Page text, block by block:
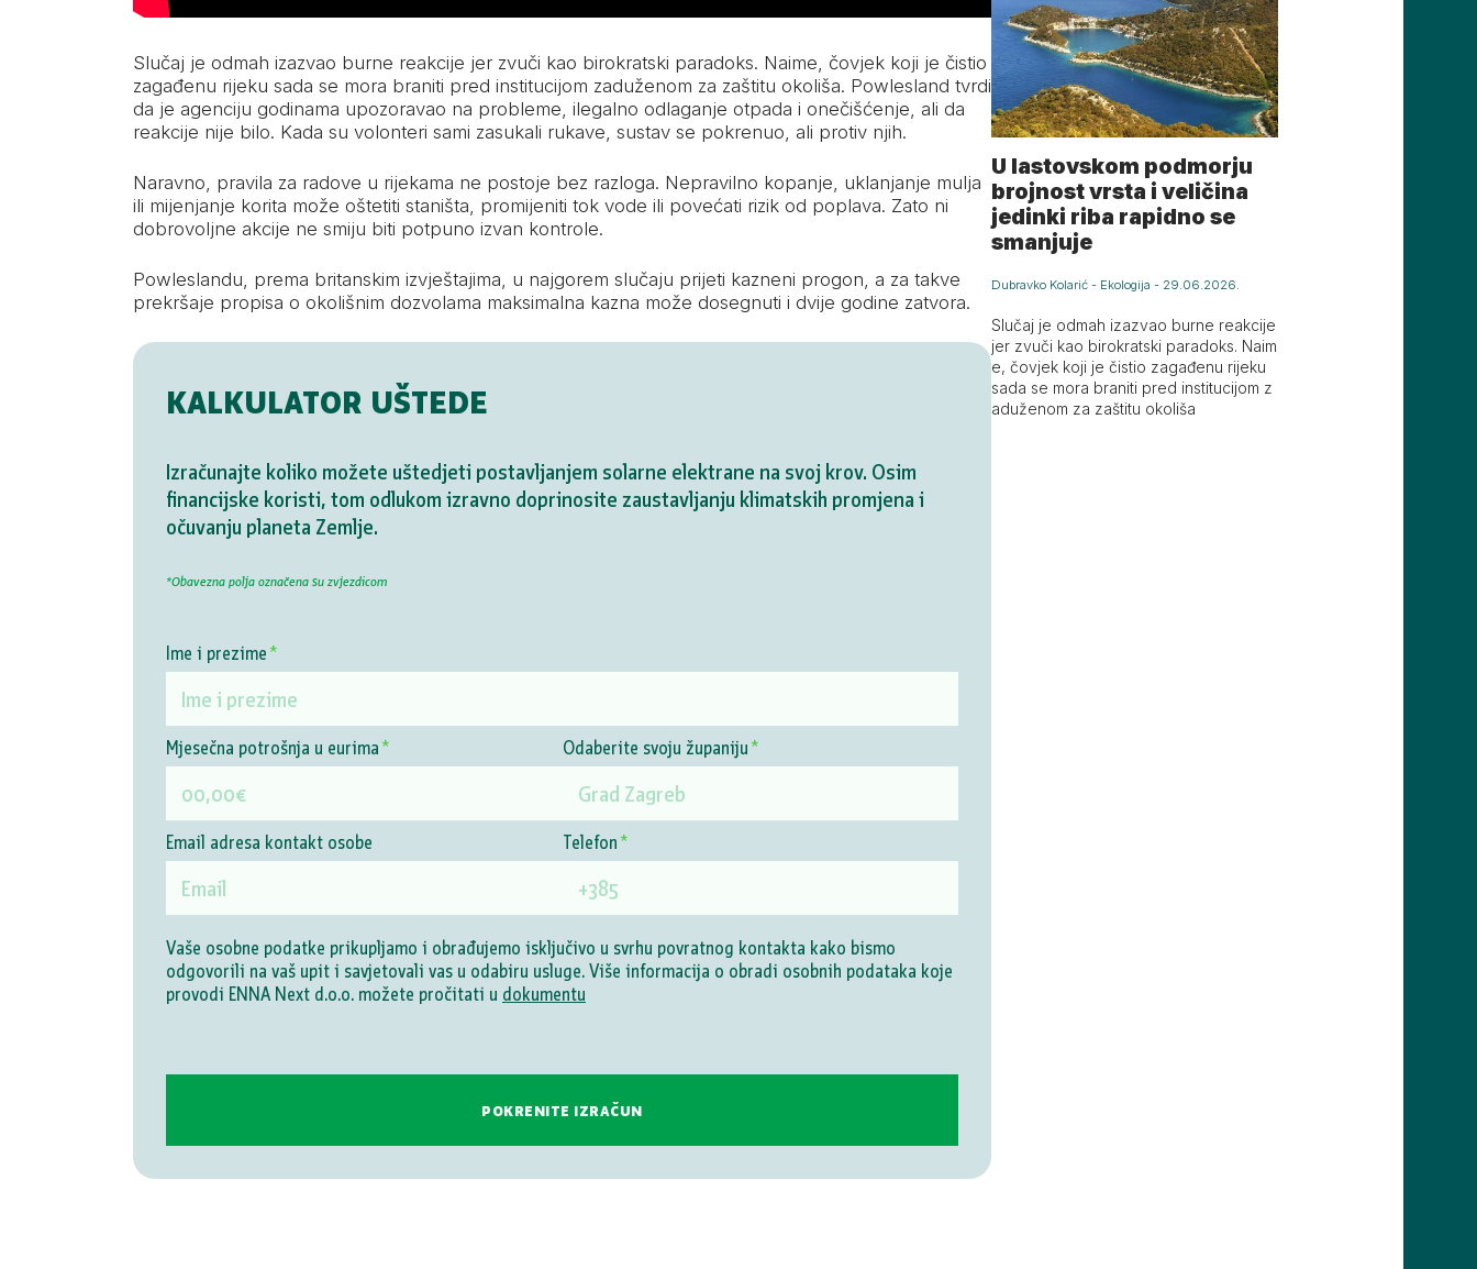
Slučaj je odmah izazvao burne reakcije jer zvuči kao birokratski paradoks. Naime, čovjek koji je čistio
zagađenu rijeku sada se mora braniti pred institucijom zaduženom za zaštitu okoliša. Powlesland tvrdi
da je agenciju godinama upozoravao na probleme, ilegalno odlaganje otpada i onečišćenje, ali da
reakcije nije bilo. Kada su volonteri sami zasukali rukave, sustav se pokrenuo, ali protiv njih.
Naravno, pravila za radove u rijekama ne postoje bez razloga. Nepravilno kopanje, uklanjanje mulja
ili mijenjanje korita može oštetiti staništa, promijeniti tok vode ili povećati rizik od poplava. Zato ni
dobrovoljne akcije ne smiju biti potpuno izvan kontrole.
Powleslandu, prema britanskim izvještajima, u najgorem slučaju prijeti kazneni progon, a za takve
prekršaje propisa o okolišnim dozvolama maksimalna kazna može dosegnuti i dvije godine zatvora.
U lastovskom podmorju
brojnost vrsta i veličina
jedinki riba rapidno se
smanjuje
Dubravko Kolarić - Ekologija - 29.06.2026.
Slučaj je odmah izazvao burne reakcije
jer zvuči kao birokratski paradoks. Naim
e, čovjek koji je čistio zagađenu rijeku
sada se mora braniti pred institucijom z
aduženom za zaštitu okoliša